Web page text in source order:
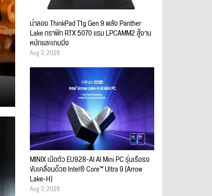
น่าลอง ThinkPad T1g Gen 9 พลัง Panther
Lake กราฟิก RTX 5070 แรม LPCAMM2 สู้งาน
หนักและเกมมิ่ง
Aug 3, 2026
MINIX เปิดตัว EU928-AI AI Mini PC รุ่นเรือธง
ขับเคลื่อนด้วย Intel® Core™ Ultra 9 (Arrow
Lake-H)
Aug 3, 2026